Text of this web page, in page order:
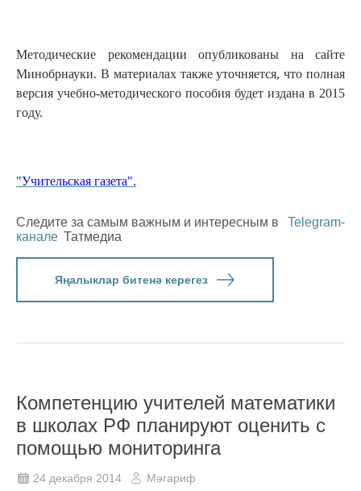
Методические рекомендации опубликованы на сайте
Минобрнауки. В материалах также уточняется, что полная
версия учебно-методического пособия будет издана в 2015
году.
"Учительская газета".
Следите за самым важным и интересным в
Telegram-
канале Татмедиа
Яңалыклар битенә керегез
Компетенцию учителей математики
в школах РФ планируют оценить с
помощью мониторинга
24 декабря 2014 Мәгариф